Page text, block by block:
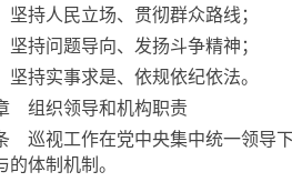
持人民立场、贯彻群众路线；
持问题导向、发扬斗争精神；
持实事求是、依规依纪依法。
织领导和机构职责
视工作在党中央集中统一领导下
的体制机制。